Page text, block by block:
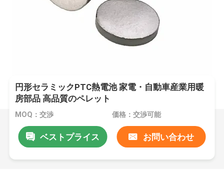
円形セラミックPTC熱電池 家電・自動車産業用暖
房部品 高品質のペレット
MOQ：交渉 価格：交渉可能
ベストプライス お問い合わせ